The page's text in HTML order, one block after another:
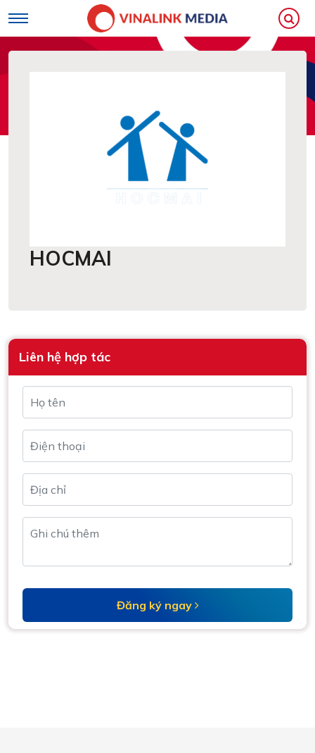
HOCMAI
Liên hệ hợp tác
Đăng ký ngay